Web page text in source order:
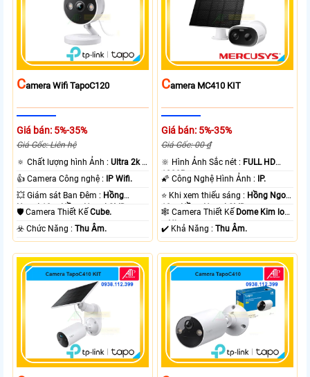
CAmera Wifi TapoC120
Giá bán: 5%-35%
Giá Gốc: Liên hệ
🔅 Chất lượng hình Ảnh :Ultra 2k +
.
👍 Camera Công nghệ :
IP Wifi.
💥 Giám sát Ban Đêm : Hồng
Ngoại 10m Hồng Ngoại SMD.
🛡 Camera Thiết KếCube.
️☣️ Chức Năng :Thu Âm.
CAmera MC410 KIT
Giá bán: 5%-35%
Giá Gốc: 00 ₫
🔆 Hình Ảnh Sắc nét : FULL HD
1080P .
🌠 Công Nghệ Hình Ảnh :
IP.
⭐ Khi xem thiếu sáng : Hồng Ngoại
10m Hồng Ngoại SMD.
🕸️ Camera Thiết Kế Dome Kim loại
+ Nhựa.
️✔️ Khả Năng :Thu Âm.